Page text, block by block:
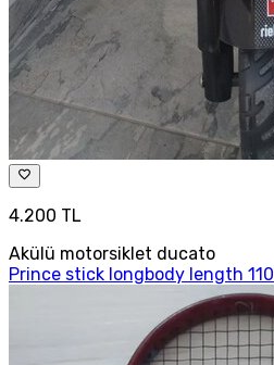
4.200 TL
Akülü motorsiklet ducato
Prince stick longbody length 110